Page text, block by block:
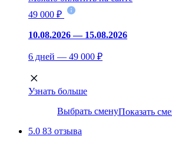
49 000 ₽
10.08.2026 — 15.08.2026
6 дней — 49 000 ₽
Узнать больше
Выбрать сменуПоказать
5.0 83 отзыва